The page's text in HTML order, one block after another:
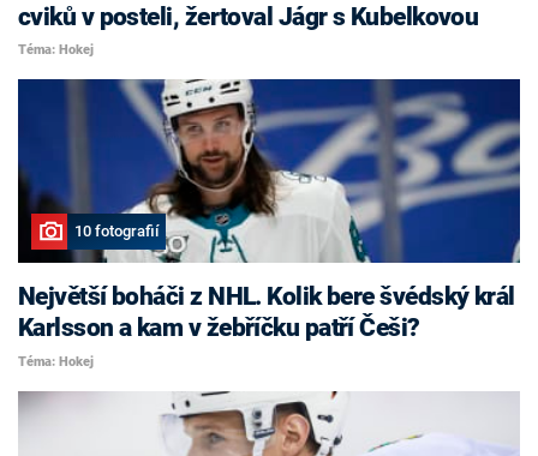
cviků v posteli, žertoval Jágr s Kubelkovou
Téma: Hokej
10 fotografií
Největší boháči z NHL. Kolik bere švédský král
Karlsson a kam v žebříčku patří Češi?
Téma: Hokej